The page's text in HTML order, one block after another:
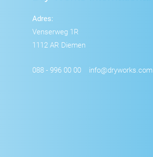
Adres:
Venserweg 1R
1112 AR Diemen
088 - 996 00 00 info@dryworks.com